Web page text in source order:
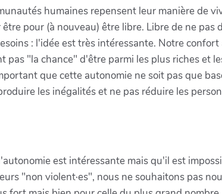
humaines repensent leur manière de
pour (à nouveau) être libre. Libre de ne pas
: l'idée est très intéressante. Notre
"la chance" d'être parmi les plus riches et
que cette autonomie ne soit pas que
les inégalités et ne pas réduire les
est intéressante mais qu'il est
"non violent·es", nous ne souhaitons pas